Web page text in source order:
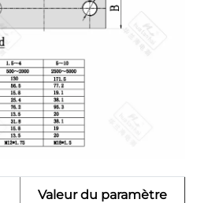
Valeur du paramètre